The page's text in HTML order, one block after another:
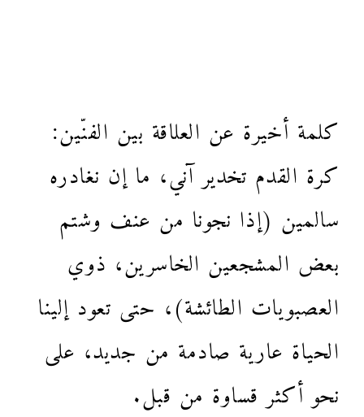
كلمة أخيرة عن العلاقة بين الفنّين:
كرة القدم تخدير آني، ما إن نغادره
سالمين (إذا نجونا من عنف وشتم
بعض المشجعين الخاسرين، ذوي
العصبويات الطائشة)، حتى تعود إلينا
الحياة عارية صادمة من جديد، على
نحو أكثر قساوة من قبل.